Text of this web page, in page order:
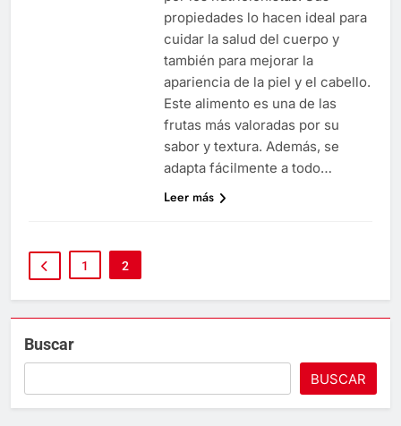
propiedades lo hacen ideal para
cuidar la salud del cuerpo y
también para mejorar la
apariencia de la piel y el cabello.
Este alimento es una de las
frutas más valoradas por su
sabor y textura. Además, se
adapta fácilmente a todo…
Leer más
1 2
Buscar
BUSCAR